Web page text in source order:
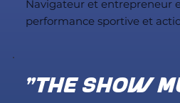
"The show
Navigateur et entrepreneur
performance sportive et